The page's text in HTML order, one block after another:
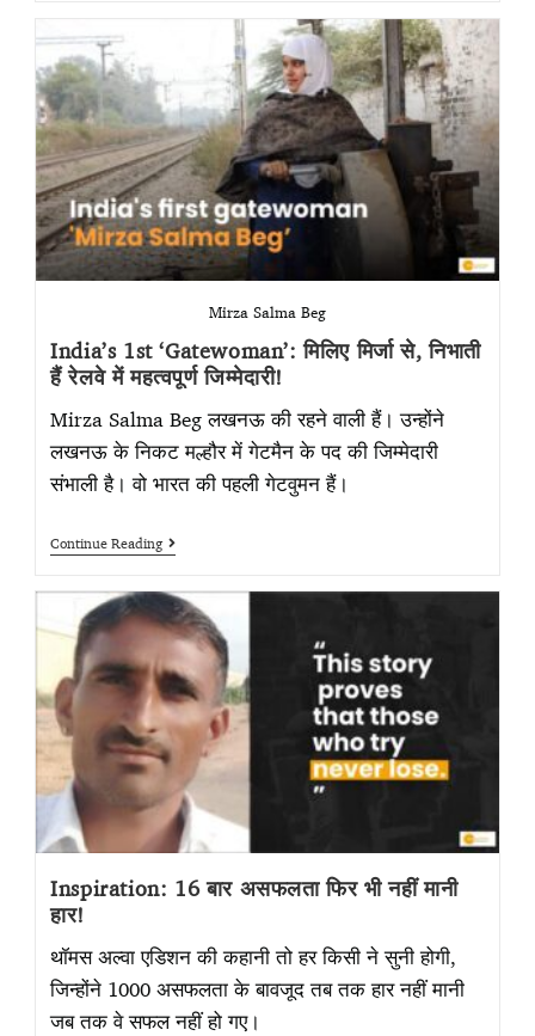
Mirza Salma Beg
India’s 1st ‘Gatewoman’: मिलिए मिर्जा से, निभाती
हैं रेलवे में महत्वपूर्ण जिम्मेदारी!
Mirza Salma Beg लखनऊ की रहने वाली हैं। उन्होंने
लखनऊ के निकट मल्हौर में गेटमैन के पद की जिम्मेदारी
संभाली है। वो भारत की पहली गेटवुमन हैं।
Continue Reading
Inspiration: 16 बार असफलता फिर भी नहीं मानी
हार!
थॉमस अल्वा एडिशन की कहानी तो हर किसी ने सुनी होगी,
जिन्होंने 1000 असफलता के बावजूद तब तक हार नहीं मानी
जब तक वे सफल नहीं हो गए।